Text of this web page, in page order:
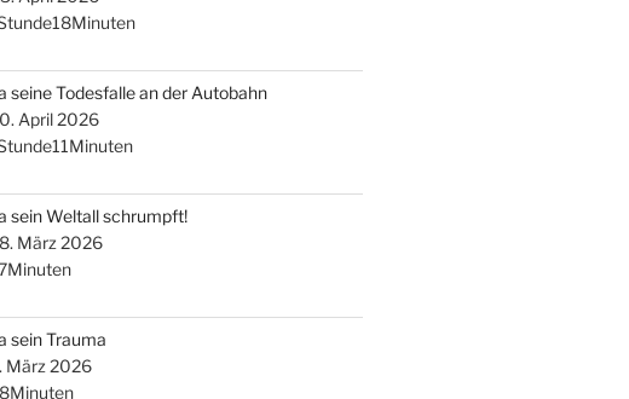
seine Todesfalle an der Autobahn
April 2026
sein Weltall schrumpft!
März 2026
sein Trauma
März 2026